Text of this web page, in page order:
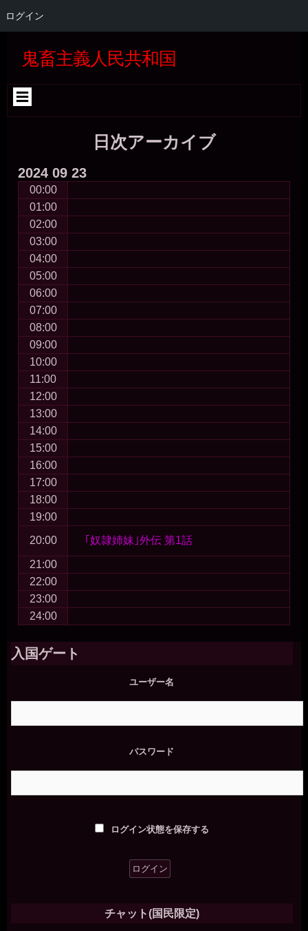
ログイン
ン
テ
ス
ッ
to
SEARCH-
to
GTRANSLATE-
to
RECENT-
to
CATEGORIES-
to
BLOCK-
to
WP_STATISTICS_WIDGET-
to
META-
to
BLOCK-
to
BLOCK-
to
BLOCK-
to
QUICK-
to
BLOCK-
to
BLOCK-
to
BLOCK-
to
TAG_CLOUD-
to
BLOCK-
鬼畜主義人民共和国
日次アーカイブ
2024 09 23
00:00
01:00
02:00
03:00
04:00
05:00
06:00
07:00
08:00
09:00
10:00
11:00
12:00
13:00
14:00
15:00
16:00
17:00
18:00
19:00
20:00
｢奴隷姉妹｣外伝 第1話
21:00
22:00
23:00
24:00
入国ゲート
ユーザー名
パスワード
ログイン状態を保存する
チャット(国民限定)